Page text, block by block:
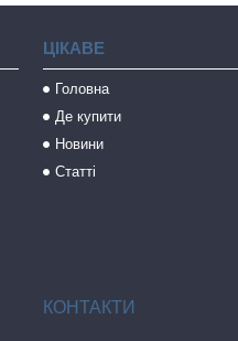
ЦІКАВЕ
Головна
Де купити
Новини
Статті